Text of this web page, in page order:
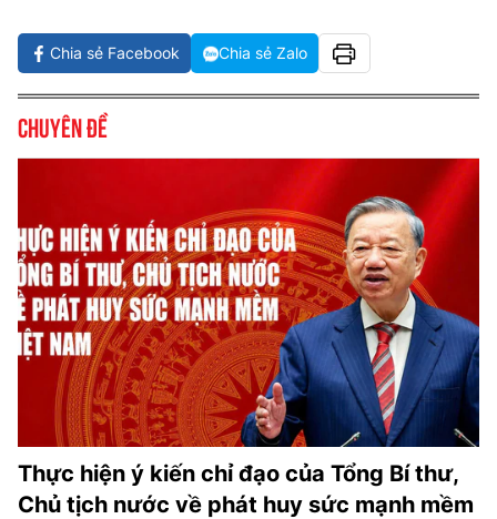
Chia sẻ Facebook Chia sẻ Zalo
Chuyên đề
Thực hiện ý kiến chỉ đạo của Tổng Bí thư,
Chủ tịch nước về phát huy sức mạnh mềm